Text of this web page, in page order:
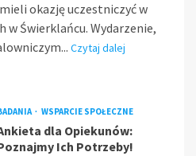
okazję uczestniczyć w
w Świerklańcu. Wydarzenie,
Czytaj dalej
WSPARCIE SPOŁECZNE
dla Opiekunów:
Ich Potrzeby!